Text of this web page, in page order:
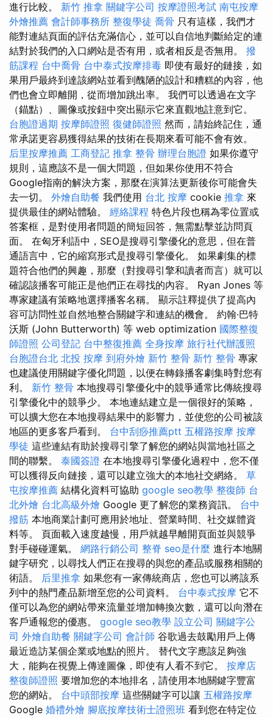
進行比較。 新竹 推拿 關鍵字公司 按摩證照考試 南屯按摩
外燴推薦 會計師事務所 整復學徒 喬骨 只有這樣，我們才
能對連結頁面的評估充滿信心，並可以自信地判斷給定的連
結對於我們的入口網站是否有用，或者相反是否無用。 撥
筋課程 台中喬骨 台中泰式按摩排毒 即使有最好的鏈接，如
果用戶最終到達該網站並看到醜陋的設計和糟糕的內容，他
們也會立即離開，從而增加跳出率。 我們可以透過在文字
（錨點）、圖像或按鈕中突出顯示它來直觀地註意到它。
台胞證過期 按摩師證照 復健師證照 然而，請始終記住，通
常承諾更容易獲得結果的技術在長期來看可能不會有效。
后里按摩推薦 工商登記 推拿 整骨 辦理台胞證 如果你遵守
規則，這應該不是一個大問題，但如果你使用不符合
Google指南的解決方案，那麼在演算法更新後你可能會失
去一切。 外燴自助餐 我們使用 台北 按摩 cookie 推拿 來
提供最佳的網站體驗。 經絡課程 特色片段也稱為零位置或
答案框，是對使用者問題的簡短回答，無需點擊並訪問頁
面。 在匈牙利語中，SEO是搜尋引擎優化的意思，但在普
通語言中，它的縮寫形式是搜尋引擎優化。 如果劇集的標
題符合他們的興趣，那麼（對搜尋引擎和讀者而言）就可以
確認該播客可能正是他們正在尋找的內容。 Ryan Jones 等
專家建議有策略地選擇播客名稱。 顯示註釋提供了提高內
容可訪問性並自然地整合關鍵字和連結的機會。 約翰·巴特
沃斯 (John Butterworth) 等 web optimization 國際整復
師證照 公司登記 台中整復推薦 全身按摩 旅行社代辦護照
台胞證台北 北投 按摩 到府外燴 新竹 整骨 新竹 整骨 專家
也建議使用關鍵字優化問題，以便在轉錄播客劇集時對您有
利。 新竹 整骨 本地搜尋引擎優化中的競爭通常比傳統搜尋
引擎優化中的競爭少。 本地連結建立是一個很好的策略，
可以擴大您在本地搜尋結果中的影響力，並使您的公司被該
地區的更多客戶看到。 台中刮痧推薦ptt 五權路按摩 按摩
學徒 這些連結有助於搜尋引擎了解您的網站與當地社區之
間的聯繫。 泰國簽證 在本地搜尋引擎優化過程中，您不僅
可以獲得反向鏈接，還可以建立強大的本地社交網絡。 草
屯按摩推薦 結構化資料可協助 google seo教學 整復師 台
北外燴 台北高級外燴 Google 更了解您的業務資訊。 台中
撥筋 本地商業計劃可應用於地址、營業時間、社交媒體資
料等。 頁面載入速度越慢，用戶就越早離開頁面並與競爭
對手碰碰運氣。 網路行銷公司 整脊 seo是什麼 進行本地關
鍵字研究，以尋找人們正在搜尋的與您的產品或服務相關的
術語。 后里推拿 如果您有一家傳統商店，您也可以將該系
列中的熱門產品新增至您的公司資料。 台中泰式按摩 它不
僅可以為您的網站帶來流量並增加轉換次數，還可以向潛在
客戶通報您的優惠。 google seo教學 設立公司 關鍵字公
司 外燴自助餐 關鍵字公司 會計師 谷歌過去鼓勵用戶上傳
最近造訪某個企業或地點的照片。 替代文字應該足夠強
大，能夠在視覺上傳達圖像，即使有人看不到它。 按摩店
整復師證照 要增加您的本地排名，請使用本地關鍵字豐富
您的網站。 台中頭部按摩 這些關鍵字可以讓 五權路按摩
Google 婚禮外燴 腳底按摩技術士證照班 看到您在特定位